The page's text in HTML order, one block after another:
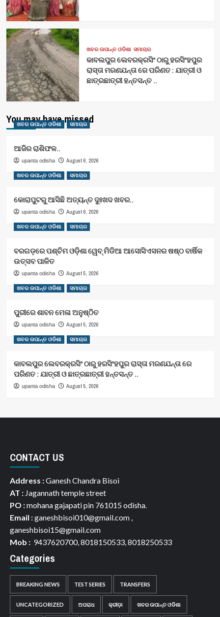
ଖବର ଉପାନ୍ତ ଓଡିଶା ସମାଚାର
କାବଲପୁର ଲେବରକ୍ରସିଂ ଠାରୁ ହରସିଂହପୁର
ରାସ୍ତା ମରଣଯନ୍ତା ରେ ପରିଣତ : ଯାତ୍ରୀ ଓ
ଛାତ୍ରଛାତ୍ରୀ ହନ୍ତସନ୍ତ ..
You may have missed
ଖବର ଉପାନ୍ତ ଓଡିଶା ସମାଚାର
ଆଜିର ରାଶିଫଳ..
upanta odisha August 6, 2026
ଖବର ଉପାନ୍ତ ଓଡିଶା ସମାଚାର
କୋରାପୁଟରୁ ଆସିଛି ଅତ୍ୟନ୍ତ ଦୁଃଖଦ ଖବର..
upanta odisha August 6, 2026
ଖବର ଉପାନ୍ତ ଓଡିଶା ସମାଚାର
ବରଗଡ଼ରେ ପଶ୍ଚିମ ଓଡ଼ିଶା ୱେବ୍ ମିଡିଆ ଆସୋସିଏସନର ଷଷ୍ଠ ବାର୍ଷିକ
ଉତ୍ସବ ପାଳିତ
upanta odisha August 5, 2026
ଖବର ଉପାନ୍ତ ଓଡିଶା ସମାଚାର
ପୁରୀରେ ଶାବନ ମେଳା ଅନୁଷ୍ଠିତ
upanta odisha August 5, 2026
ଖବର ଉପାନ୍ତ ଓଡିଶା ସମାଚାର
କାବଲପୁର ଲେବରକ୍ରସିଂ ଠାରୁ ହରସିଂହପୁର ରାସ୍ତା ମରଣଯନ୍ତା ରେ
ପରିଣତ : ଯାତ୍ରୀ ଓ ଛାତ୍ରଛାତ୍ରୀ ହନ୍ତସନ୍ତ ..
upanta odisha August 5, 2026
CONTACT US
Address :Ganesh Chandra Bisoi
AT : Jagannath temple street
PO :mohana gajapati pin 761015 odisha.
Email :ganeshbisoi010@gmail.com ,
ganeshbisoi15@gmail.com
Mob : 9437620700, 8018150533, 8018250533
Categories
BREAKING NEWS TEST SERIES TRANSFERS
UNCATEGORIZED ଅପରାଧ କ୍ରୀଡ଼ା ଖବର ଉପାନ୍ତ ଓଡିଶା